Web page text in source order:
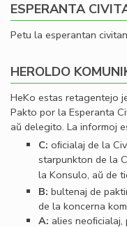
ESPERANTA
Petu la esperantan
HEROLDO
HeKo estas retagentejo
Pakto por la Esperanta
aŭ delegito. La informoj
C: oﬁcialaj de la
starpunkton de la
la Konsulo, aŭ de
B: bultenaj de
de la koncerna
A: alies